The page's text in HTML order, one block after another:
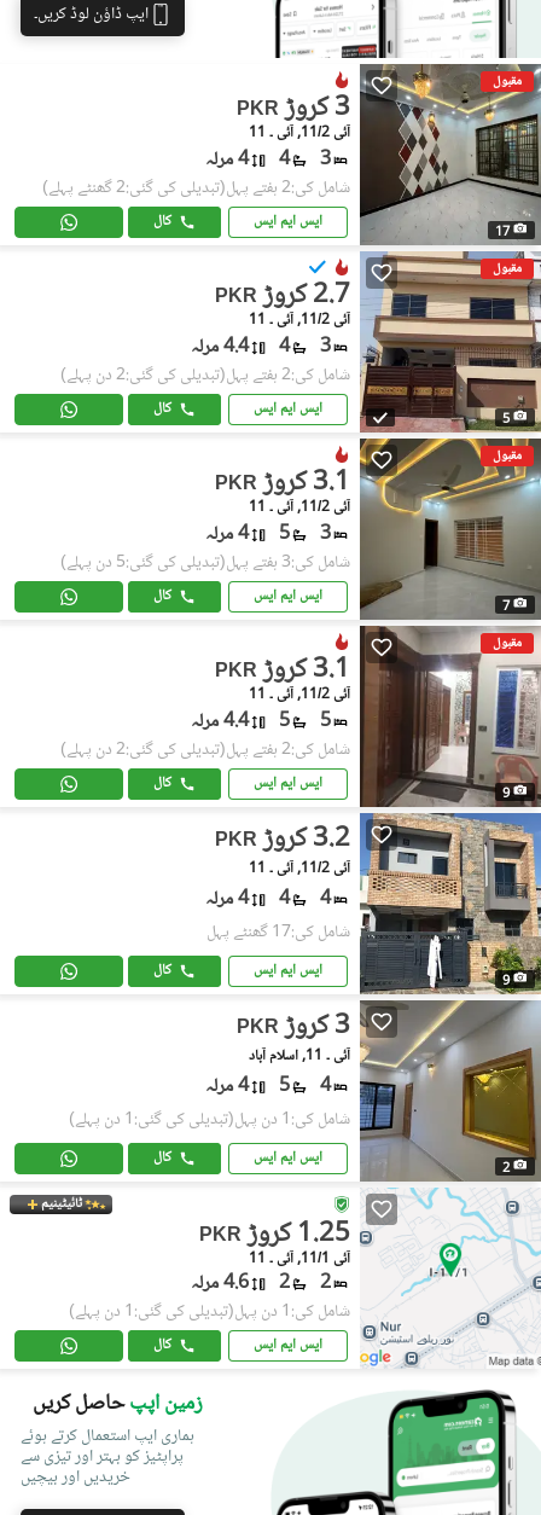
ایپ ڈاؤن لوڈ کریں۔
مقبول
17
PKR 3 کروڑ
آئی 11/2, آئی ۔ 11
3
4 4 مرلہ
شامل کی:2 ہفتے پہل (تبدیلی کی گئی:2 گھنٹے پہلے)
ایس ایم ایس کال
مقبول
5
PKR 2.7 کروڑ
آئی 11/2, آئی ۔ 11
3
4 4.4 مرلہ
شامل کی:2 ہفتے پہل (تبدیلی کی گئی:2 دن پہلے)
ایس ایم ایس کال
مقبول
7
PKR 3.1 کروڑ
آئی 11/2, آئی ۔ 11
3
5 4 مرلہ
شامل کی:3 ہفتے پہل (تبدیلی کی گئی:5 دن پہلے)
ایس ایم ایس کال
مقبول
9
PKR 3.1 کروڑ
آئی 11/2, آئی ۔ 11
5
5 4.4 مرلہ
شامل کی:2 ہفتے پہل (تبدیلی کی گئی:2 دن پہلے)
ایس ایم ایس کال
9
PKR 3.2 کروڑ
آئی 11/2, آئی ۔ 11
4
4 4 مرلہ
شامل کی:17 گھنٹے پہل
ایس ایم ایس کال
2
PKR 3 کروڑ
آئی ۔ 11, اسلام آباد
4
5 4 مرلہ
شامل کی:1 دن پہل (تبدیلی کی گئی:1 دن پہلے)
ایس ایم ایس کال
ٹائیٹینیم
PKR 1.25 کروڑ
آئی 11/1, آئی ۔ 11
2
2 4.6 مرلہ
شامل کی:1 دن پہل (تبدیلی کی گئی:1 دن پہلے)
ایس ایم ایس کال
زمین اپپحاصل کریں
ہماری ایپ استعمال کرتے ہوئے
پراپٹیز کو بہتر اور تیزی سے
خریدیں اور بیچیں